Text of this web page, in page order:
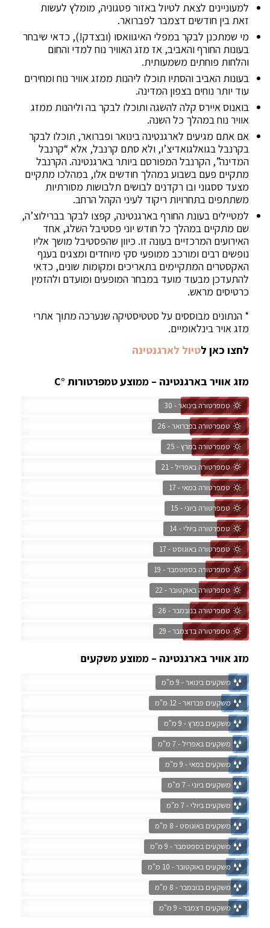
למעוניינים לצאת לטיול באזור פטגוניה, מומלץ לעשות
זאת בין חודשים דצמבר לפברואר.
מי שמתכנן לבקר במפלי האיגוואסו (ובצדק!), כדאי שיבחר
בעונות החורף והאביב, אז מזג האוויר נוח למדי והחום
והלחות פוחתים משמעותית.
בעונות האביב והסתיו תוכלו ליהנות ממזג אוויר נוח ומחירים
עוד יותר נוחים בצפון המדינה.
בואנוס איירס קלה להשגה ותוכלו לבקר בה וליהנות ממזג
אוויר נוח במהלך כל השנה.
אם אתם מגיעים לארגנטינה בינואר ופברואר, תוכלו לבקר
בקרנבל בגואלגואדיצ’ו, ולא סתם קרנבל, אלא “קרנבל
המדינה”, הקרנבל המפורסם ביותר בארגנטינה. הקרנבל
מתקיים פעם בשבוע במהלך חודשים אלו, במהלכו מתקיים
מצעד ססגוני ובו רקדנים לבושים תלבושות מסורתיות
משתתפים בתחרויות ריקוד לעיני הקהל הרחב.
למטיילים בעונת החורף בארגנטינה, קפצו לבקר בברילוצ’ה,
שם מתקיים במהלך כל חודש יוני פסטיבל השלג, אחד
האירועים המרכזיים בעונה זו. כיוון שהפסטיבל מושך אליו
נופשים רבים ומורכב ממופעי סקי מיוחדים ומצגים בענף
האקסטרים המתקיימים בתאריכים ומקומות שונים, כדאי
להתעדכן מבעוד מועד במבחר המופעים ומועדם ולהזמין
כרטיסים מראש.
* הנתונים מבוססים על סטטיסטיקה שנערכה מתוך אתרי
מזג אויר בינלאומיים.
לחצו כאן לטיול לארגנטינה
מזג אוויר בארגנטינה – ממוצע טמפרטורות °C
טמפרטורה בינואר - 30
טמפרטורה בפברואר - 26
טמפרטורה במרץ - 25
טמפרטורה באפריל - 21
טמפרטורה במאי - 17
טמפרטורה ביוני - 15
טמפרטורה ביולי - 14
טמפרטורה באוגוסט - 17
טמפרטורה בספטמבר - 19
טמפרטורה באוקטובר - 22
טמפרטורה בנובמבר - 26
טמפרטורה בדצמבר - 29
מזג אוויר בארגנטינה – ממוצע משקעים
משקעים בינואר - 9 מ"מ
משקעים פברואר - 12 מ"מ
משקעים במרץ - 9 מ"מ
משקעים באפריל - 7 מ"מ
משקעים במאי - 9 מ"מ
משקעים ביוני - 7 מ"מ
משקעים ביולי - 7 מ"מ
משקעים באוגוסט - 8 מ"מ
משקעים בספטמבר - 9 מ"מ
משקעים באוקטובר - 10 מ"מ
משקעים בנובמבר - 8 מ"מ
משקעים דצמבר - 9 מ"מ